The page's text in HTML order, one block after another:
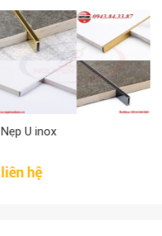
Nẹp U inox
liên hệ